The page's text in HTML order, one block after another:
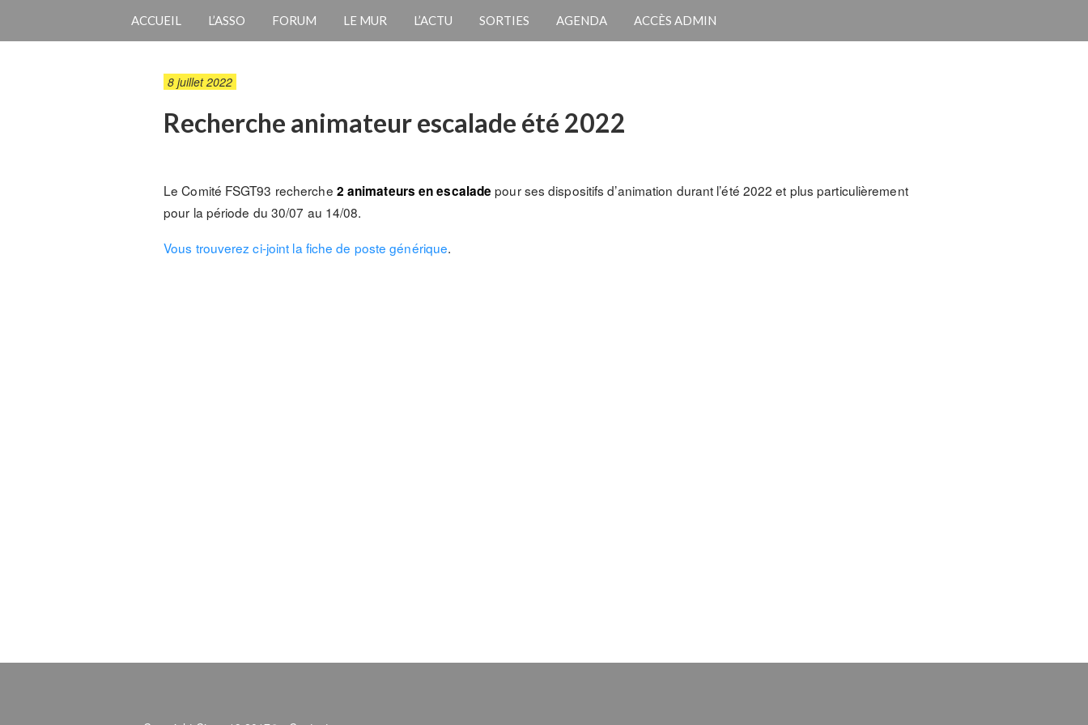
ACCUEIL L’ASSO FORUM LE MUR L’ACTU SORTIES AGENDA ACCÈS ADMIN
8 juillet 2022
Recherche animateur escalade été 2022
Le Comité FSGT93 recherche 2 animateurs en escalade pour ses dispositifs d’animation durant l’été 2022 et plus particulièrement
pour la période du 30/07 au 14/08.
Vous trouverez ci-joint la fiche de poste générique.